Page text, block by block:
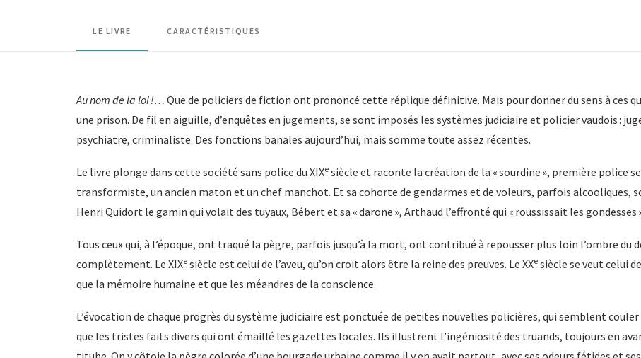
justice
(1840-
1940)
LE LIVRE CARACTÉRISTIQUES
Au nom de la loi!… Que de policiers de fiction ont prononcé cette réplique définitive. Mais pour donner du sens à ces
une prison. De fil en aiguille, d’enquêtes en jugements, se sont imposés les systèmes judiciaire et policier vaudois :
psychiatre, criminaliste. Des fonctions banales aujourd’hui, mais somme toute assez récentes.
Le livre plonge dans cette société sans police du XIXe siècle et raconte la création de la « sourdine », première police
transformiste, un ancien maton et un chef manchot. Et sa cohorte de gendarmes et de voleurs, parfois alcooliques,
Henri Quidort le gamin qui volait des tuyaux, Bébert et sa « darone », Arthaud l’effronté qui « roussissait les
Tous ceux qui, à l’époque, ont traqué la pègre, parfois jusqu’à la mort, ont contribué à repousser plus loin l’ombre du
complètement. Le XIXe siècle est celui de l’aveu, qu’on croit alors être la reine des preuves. Le XXe siècle se veut celui
que la mémoire humaine et que les méandres de la conscience.
L’évocation de chaque progrès du système judiciaire est ponctuée de petites nouvelles policières, qui semblent
que les tristes faits divers qui ont émaillé les gazettes locales. Ils illustrent l’ingéniosité des truands, toujours en